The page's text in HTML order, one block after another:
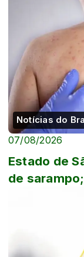
Notícias do
07/08/2026
Estado de
de